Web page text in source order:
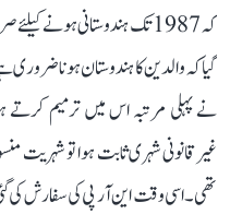
کہ 1987تک ہندوستانی ہونے
نے پہلی مرتبہ اس میں ترمیم
غیرقانونی شہری ثابت ہوا تو شہریت
تھی۔اسی وقت این آر پی کی سفارش